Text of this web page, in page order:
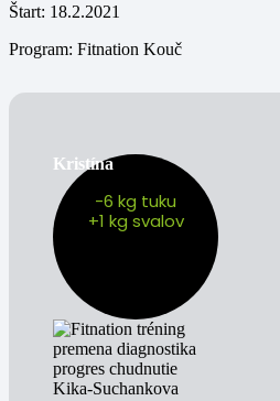
Štart: 18.2.2021
Program: Fitnation Kouč
Kristína
-6 kg tuku
+1 kg svalov